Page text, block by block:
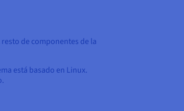
de componentes de la
está basado en Linux.